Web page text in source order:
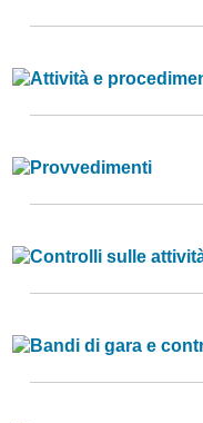
Attività e
Provvedimenti
Controlli sulle
Bandi di gara e